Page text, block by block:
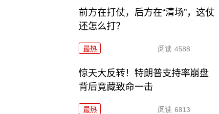
前方在打仗，后方在“清场”，这仗
还怎么打？
最热 阅读 4588
惊天大反转！特朗普支持率崩盘
背后竟藏致命一击
最热 阅读 6813